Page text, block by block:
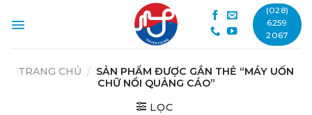
(028)
6259
2067
TRANG CHỦ / SẢN PHẨM ĐƯỢC GẮN THẺ “MÁY UỐN
CHỮ NỔI QUẢNG CÁO”
LỌC